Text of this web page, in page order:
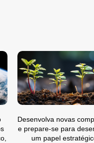
Desenvolva novas
e prepare-se para
um papel